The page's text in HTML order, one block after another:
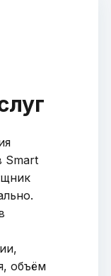
Smart
объём